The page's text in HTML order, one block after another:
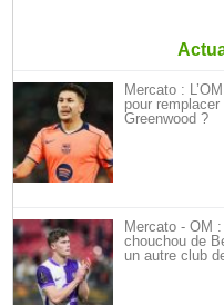
Mercato :
pour
Greenwood ?
Mercato - OM
chouchou de
un autre club